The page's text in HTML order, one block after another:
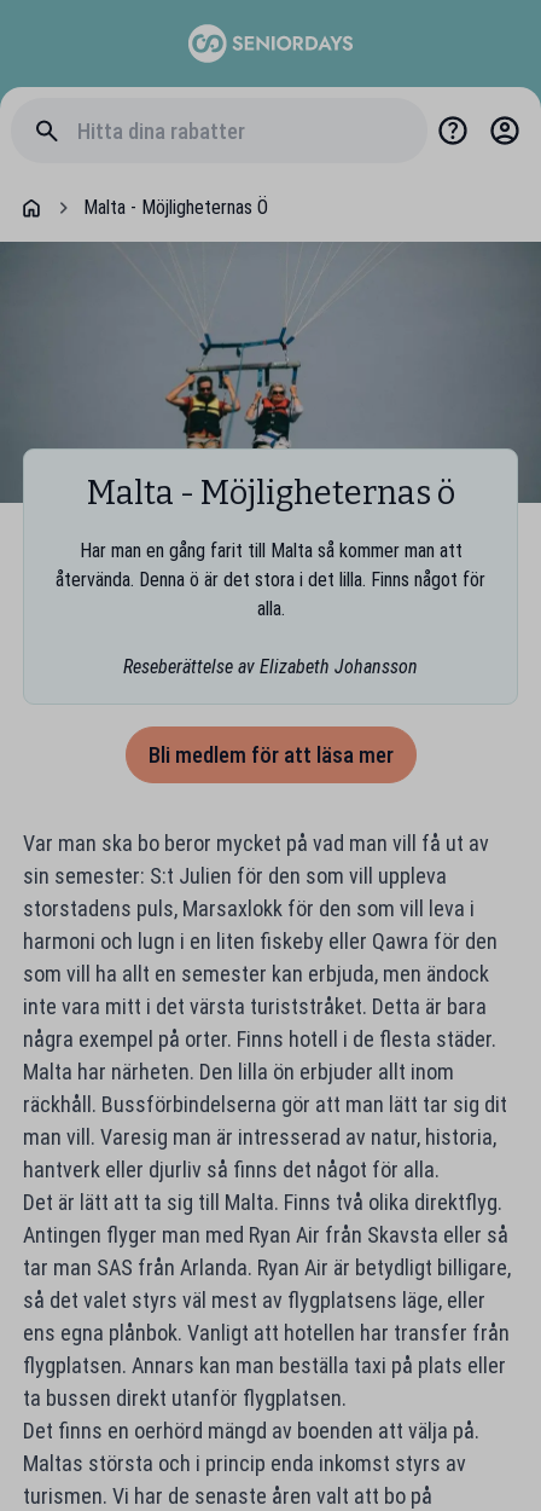
Malta - Möjligheternas Ö
Malta - Möjligheternas ö
Har man en gång farit till Malta så kommer man att
återvända. Denna ö är det stora i det lilla. Finns något för
alla.
Reseberättelse av Elizabeth Johansson
Bli medlem för att läsa mer
Var man ska bo beror mycket på vad man vill få ut av
sin semester: S:t Julien för den som vill uppleva
storstadens puls, Marsaxlokk för den som vill leva i
harmoni och lugn i en liten fiskeby eller Qawra för den
som vill ha allt en semester kan erbjuda, men ändock
inte vara mitt i det värsta turiststråket. Detta är bara
några exempel på orter. Finns hotell i de flesta städer.
Malta har närheten. Den lilla ön erbjuder allt inom
räckhåll. Bussförbindelserna gör att man lätt tar sig dit
man vill. Varesig man är intresserad av natur, historia,
hantverk eller djurliv så finns det något för alla.
Det är lätt att ta sig till Malta. Finns två olika direktflyg.
Antingen flyger man med Ryan Air från Skavsta eller så
tar man SAS från Arlanda. Ryan Air är betydligt billigare,
så det valet styrs väl mest av flygplatsens läge, eller
ens egna plånbok. Vanligt att hotellen har transfer från
flygplatsen. Annars kan man beställa taxi på plats eller
ta bussen direkt utanför flygplatsen.
Det finns en oerhörd mängd av boenden att välja på.
Maltas största och i princip enda inkomst styrs av
turismen. Vi har de senaste åren valt att bo på